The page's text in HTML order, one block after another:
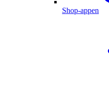
Shop-appen